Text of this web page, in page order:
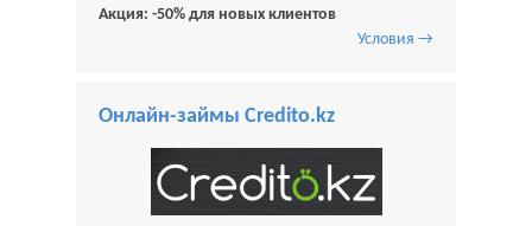
Акция: -50% для новых клиентов
Условия →
Онлайн-займы Credito.kz